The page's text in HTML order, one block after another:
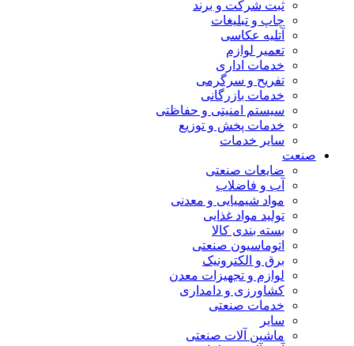
ثبت شرکت و برند
چاپ و تبلیغات
آتلیه عکاسی
تعمیر لوازم
خدمات اداری
تفریح و سرگرمی
خدمات بازرگانی
سیستم امنیتی و حفاظتی
خدمات پخش و توزیع
سایر خدمات
صنعت
ضایعات صنعتی
آب و فاضلاب
مواد شیمیایی و معدنی
تولید مواد غذایی
بسته بندی کالا
اتوماسیون صنعتی
برق و الکترونیک
لوازم و تجهیزات معدن
کشاورزی و دامداری
خدمات صنعتی
سایر
ماشین آلات صنعتی